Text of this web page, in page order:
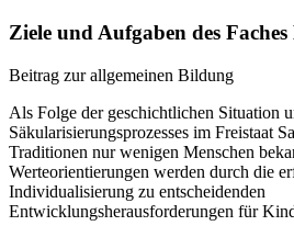
Ziele und Aufgaben des
Beitrag zur allgemeinen Bildung
Als Folge der geschichtlichen Situation
Säkularisierungsprozesses im Freistaat
Traditionen nur wenigen Menschen
Werteorientierungen werden durch die
Individualisierung zu entscheidenden
Entwicklungsherausforderungen für